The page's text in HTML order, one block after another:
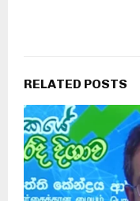
RELATED POSTS